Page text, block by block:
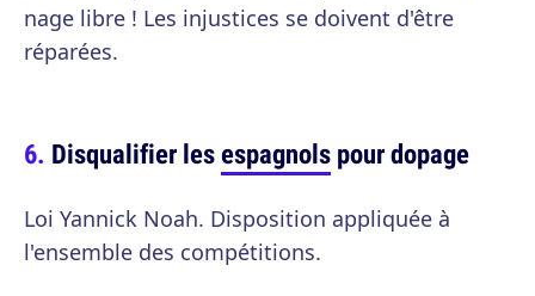
nage libre ! Les injustices se doivent d'être
réparées.
Disqualifier lesespagnolspour dopage
Loi Yannick Noah. Disposition appliquée à
l'ensemble des compétitions.